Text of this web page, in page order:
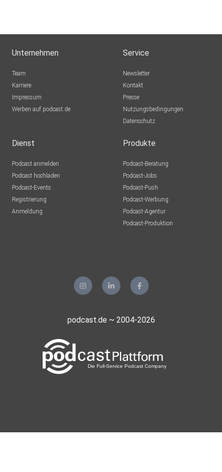
Unternehmen
Team
Karriere
Impressum
Werben auf podcast.de
Service
Newsletter
Kontakt
Presse
Nutzungsbedingungen
Datenschutz
Dienst
Podcast anmelden
Podcast hochladen
Podcast-Events
Registrierung
Anmeldung
Produkte
Podcast-Beratung
Podcast-Jobs
Podcast-Push
Podcast-Werbung
Podcast-Agentur
Podcast-Produktion
podcast.de ~ 2004-2026